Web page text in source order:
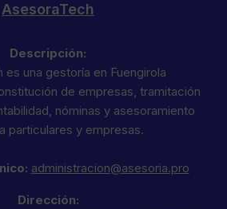
AsesoraTech
Descripción:
es una gestoría en Fuengirola
de empresas, tramitación
nóminas y asesoramiento
particulares y empresas.
administracion@asesoria.pro
Dirección: